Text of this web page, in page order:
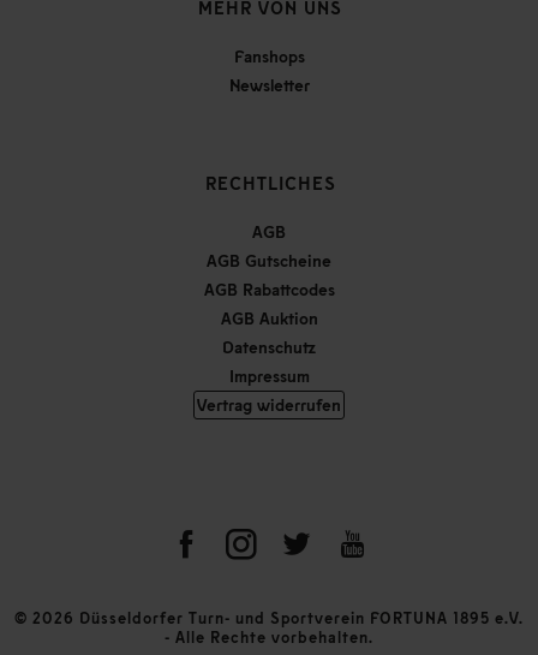
MEHR VON UNS
Fanshops
Newsletter
RECHTLICHES
AGB
AGB Gutscheine
AGB Rabattcodes
AGB Auktion
Datenschutz
Impressum
Vertrag widerrufen
© 2026 Düsseldorfer Turn- und Sportverein FORTUNA 1895 e.V.
- Alle Rechte vorbehalten.